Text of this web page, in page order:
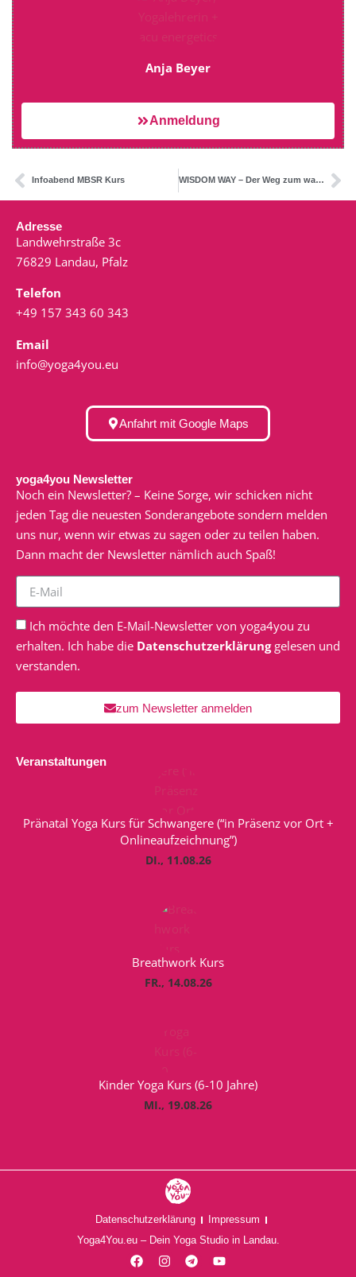
Anja Beyer
Anmeldung
Infoabend MBSR Kurs WISDOM WAY – Der Weg zum wahren Selbst
Adresse
Landwehrstraße 3c
76829 Landau, Pfalz
Telefon
+49 157 343 60 343
Email
info@yoga4you.eu
Anfahrt mit Google Maps
yoga4you Newsletter
Noch ein Newsletter? – Keine Sorge, wir schicken nicht
jeden Tag die neuesten Sonderangebote sondern melden
uns nur, wenn wir etwas zu sagen oder zu teilen haben.
Dann macht der Newsletter nämlich auch Spaß!
Ich möchte den E-Mail-Newsletter von yoga4you zu
erhalten. Ich habe die Datenschutzerklärunggelesen und
verstanden.
zum Newsletter anmelden
Veranstaltungen
Pränatal Yoga Kurs für Schwangere (“in Präsenz vor Ort +
Onlineaufzeichnung”)
DI., 11.08.26
Breathwork Kurs
FR., 14.08.26
Kinder Yoga Kurs (6-10 Jahre)
MI., 19.08.26
Datenschutzerklärung
Impressum
Yoga4You.eu – Dein Yoga Studio in Landau.